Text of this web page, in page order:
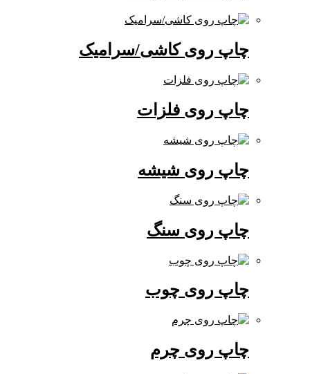
چاپ روی کاشی/سرامیک
چاپ روی فلزات
چاپ روی شیشه
چاپ روی سنگ
چاپ روی چوب
چاپ روی چرم